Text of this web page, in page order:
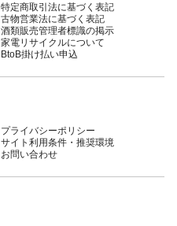
特定商取引法に基づく表記
古物営業法に基づく表記
酒類販売管理者標識の掲示
家電リサイクルについて
BtoB掛け払い申込
プライバシーポリシー
サイト利用条件・推奨環境
お問い合わせ